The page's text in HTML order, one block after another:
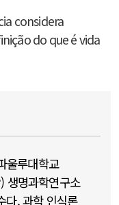
considera
do que é vida
울루대학교
명과학연구소
. 과학 인식론